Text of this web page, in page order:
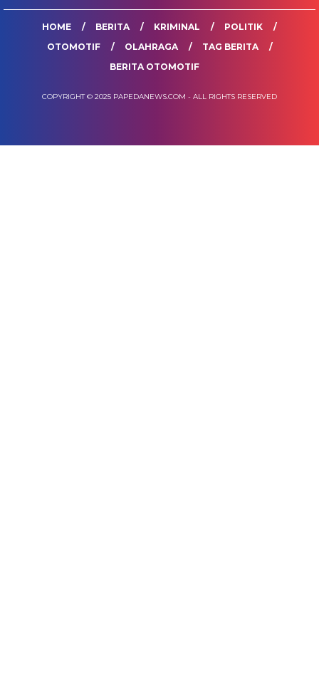
HOME BERITA KRIMINAL
POLITIK
OTOMOTIF
OLAHRAGA
TAG BERITA
BERITA OTOMOTIF
COPYRIGHT © 2025 PAPEDANEWS.COM - ALL RIGHTS RESERVED